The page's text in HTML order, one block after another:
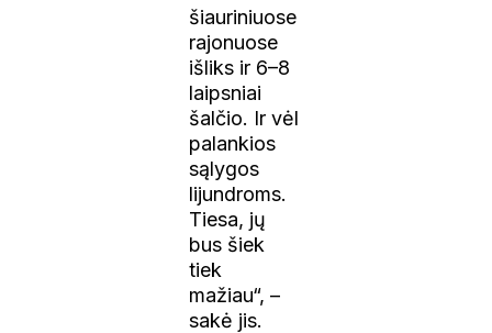
šiauriniuose
rajonuose
išliks ir 6–8
laipsniai
šalčio. Ir vėl
palankios
sąlygos
lijundroms.
Tiesa, jų
bus šiek
tiek
mažiau“, –
sakė jis.